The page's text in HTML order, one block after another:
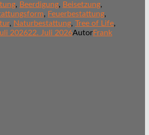
, Beerdigung, Beisetzung,
, Feuerbestattung,
, Naturbestattung, Tree of Life,
202622. Juli 2026AutorFrank